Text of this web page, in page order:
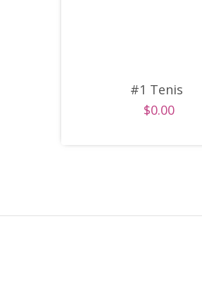
#1 Tenis
$0.00